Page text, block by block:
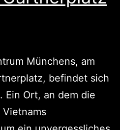
Münchens, am
befindet sich
Ein Ort, an dem die